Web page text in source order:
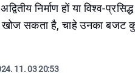
निर्माण हों या विश्व-
सकता है, चाहे उनका बजट
11. 03 20:53